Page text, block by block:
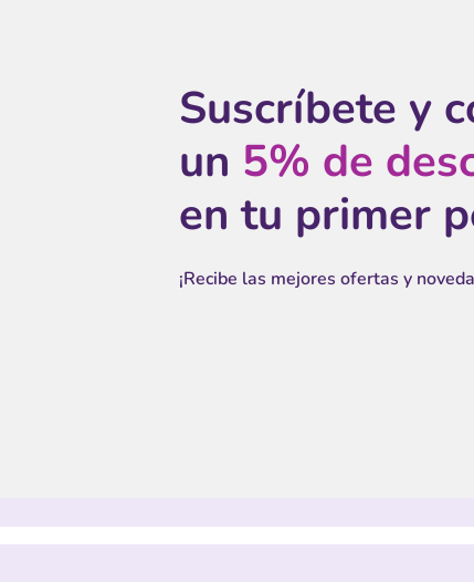
Suscríbete y
un 5% de
en tu primer
¡Recibe las mejores ofertas y